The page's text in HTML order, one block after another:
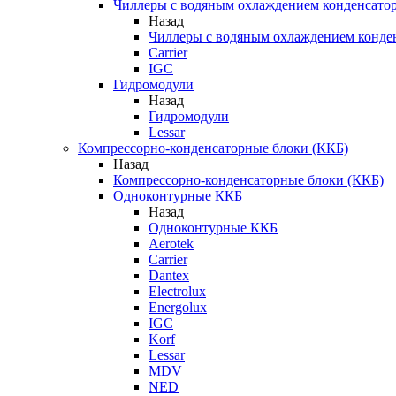
Чиллеры с водяным охлаждением
Назад
Чиллеры с водяным охлаждением
Carrier
IGC
Гидромодули
Назад
Гидромодули
Lessar
Компрессорно-конденсаторные блоки (ККБ)
Назад
Компрессорно-конденсаторные блоки (ККБ)
Одноконтурные ККБ
Назад
Одноконтурные ККБ
Aerotek
Carrier
Dantex
Electrolux
Energolux
IGC
Korf
Lessar
MDV
NED